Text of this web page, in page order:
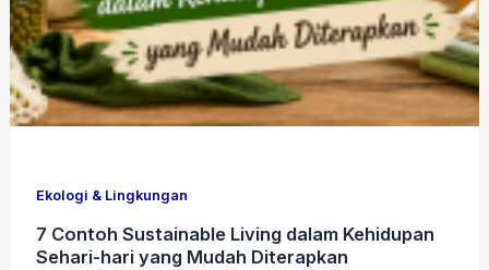
Ekologi & Lingkungan
7 Contoh Sustainable Living dalam Kehidupan
Sehari-hari yang Mudah Diterapkan